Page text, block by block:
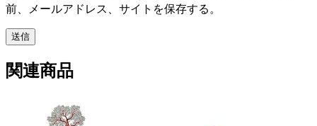
前、メールアドレス、サイトを保存する。
関連商品